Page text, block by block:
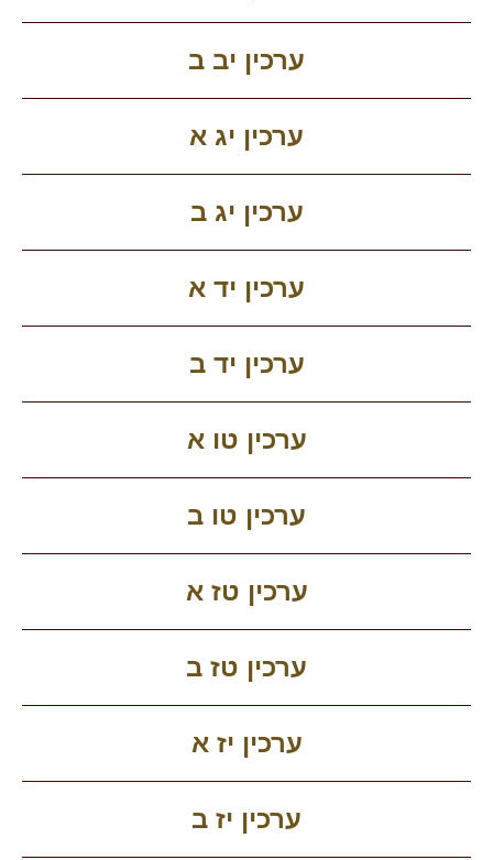
ערכין יב ב
ערכין יג א
ערכין יג ב
ערכין יד א
ערכין יד ב
ערכין טו א
ערכין טו ב
ערכין טז א
ערכין טז ב
ערכין יז א
ערכין יז ב